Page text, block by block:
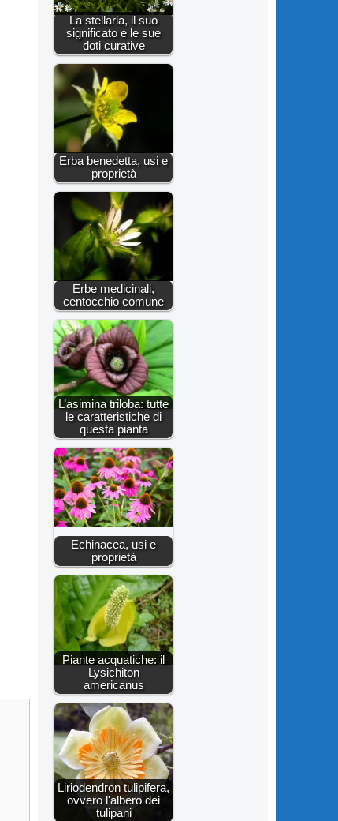
La stellaria, il suo
significato e le sue
doti curative
Erba benedetta, usi e
proprietà
Erbe medicinali,
centocchio comune
L’asimina triloba: tutte
le caratteristiche di
questa pianta
Echinacea, usi e
proprietà
Piante acquatiche: il
Lysichiton
americanus
Liriodendron tulipifera,
ovvero l'albero dei
tulipani